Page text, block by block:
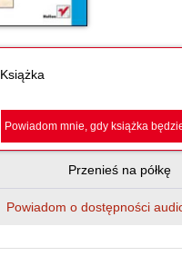
Książka
Powiadom mnie, gdy książka
Przenieś na półkę
Powiadom o dostępności